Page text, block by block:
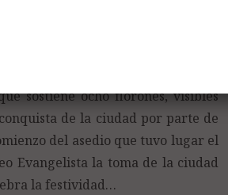
al amparo del Fuero de Cuenca,
de Castilla, León, Aragón y
un cáliz de oro sumado de una
antigua, abierta, compuesta por
sostiene ocho florones, visibles
de la ciudad por parte de
del asedio que tuvo lugar el
Evangelista la toma de la ciudad
la festividad…